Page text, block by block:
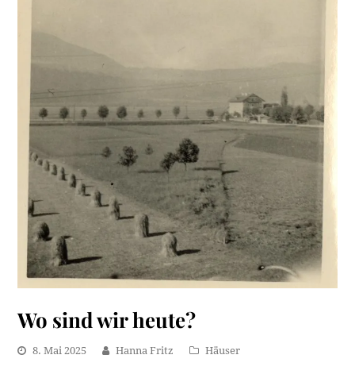
Wo sind wir heute?
8. Mai 2025 Hanna Fritz Häuser